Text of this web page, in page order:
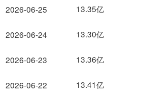
2026-06-25
2026-06-24
2026-06-23
2026-06-22
13.35亿
13.30亿
13.36亿
13.41亿